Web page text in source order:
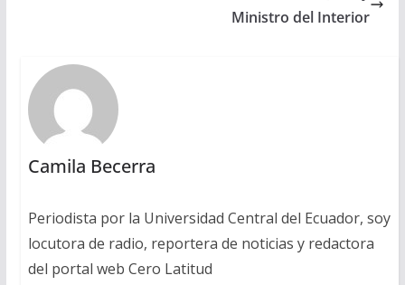
Ministro del Interior
Camila Becerra
Periodista por la Universidad Central del Ecuador, soy
locutora de radio, reportera de noticias y redactora
del portal web Cero Latitud